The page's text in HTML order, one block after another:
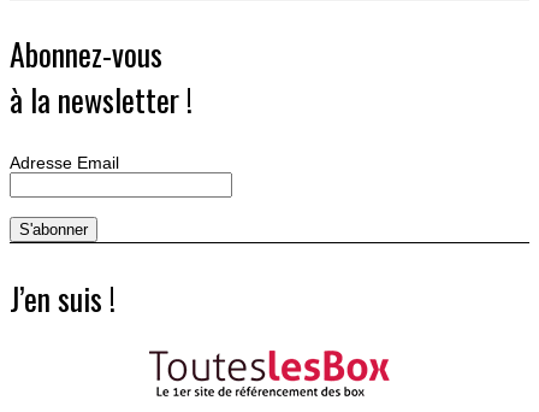
Abonnez-vous
à la newsletter !
Adresse Email
J’en suis !